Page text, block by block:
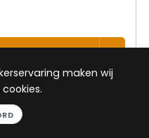
maken wij